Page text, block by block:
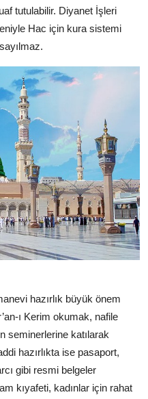
tutulabilir. Diyanet İşleri
Hac için kura sistemi
hazırlık büyük önem
ı Kerim okumak, nafile
seminerlerine katılarak
hazırlıkta ise pasaport,
gibi resmi belgeler
kıyafeti, kadınlar için rahat